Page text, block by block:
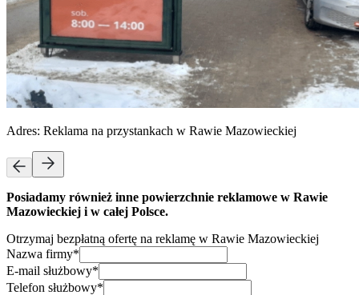
Adres: Reklama na przystankach w Rawie Mazowieckiej
Posiadamy również inne powierzchnie reklamowe w Rawie
Mazowieckiej i w całej Polsce.
Otrzymaj bezpłatną ofertę na reklamę w Rawie Mazowieckiej
Nazwa firmy*
E-mail służbowy*
Telefon służbowy*